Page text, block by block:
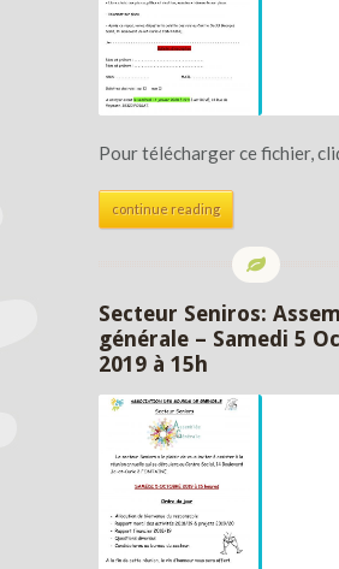
Pour télécharger ce fichier,
continue reading
Secteur Seniros:
générale – Samedi 5
2019 à 15h